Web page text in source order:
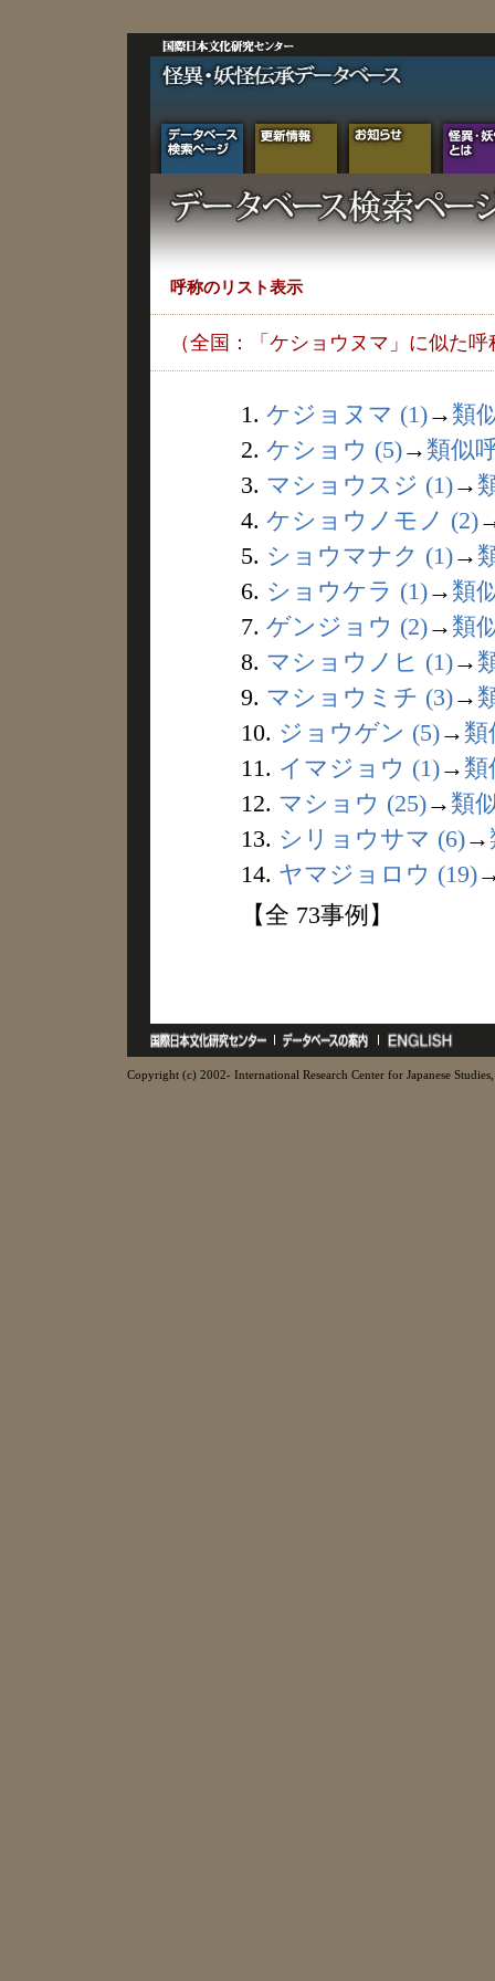
呼称のリスト表示
（全国：「ケショウヌマ」に似た呼
1. ケジョヌマ (1)→ 類
2. ケショウ (5)→ 類似
3. マショウスジ (1)→
4. ケショウノモノ (2)
5. ショウマナク (1)→
6. ショウケラ (1)→ 類
7. ゲンジョウ (2)→ 類
8. マショウノヒ (1)→
9. マショウミチ (3)→
10. ジョウゲン (5)→ 類
11. イマジョウ (1)→ 類
12. マショウ (25)→ 類
13. シリョウサマ (6)→
14. ヤマジョロウ (19)
【全 73事例】
Copyright (c) 2002- International Research Center for Japanese